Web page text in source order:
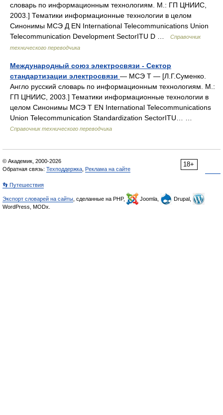
словарь по информационным технологиям. М.: ГП ЦНИИС,
2003.] Тематики информационные технологии в целом
Синонимы МСЭ Д EN International Telecommunications Union
Telecommunication Development SectorITU D …
Справочник
технического переводчика
Международный союз электросвязи - Сектор
стандартизации электросвязи — МСЭ Т — [Л.Г.Суменко.
Англо русский словарь по информационным технологиям. М.:
ГП ЦНИИС, 2003.] Тематики информационные технологии в
целом Синонимы МСЭ Т EN International Telecommunications
Union Telecommunication Standardization SectorITU… …
Справочник технического переводчика
18+
© Академик, 2000-2026
Обратная связь: Техподдержка Реклама на сайте
👣 Путешествия
Экспорт словарей на сайты , сделанные на PHP, Joomla,
Drupal,
WordPress, MODx.